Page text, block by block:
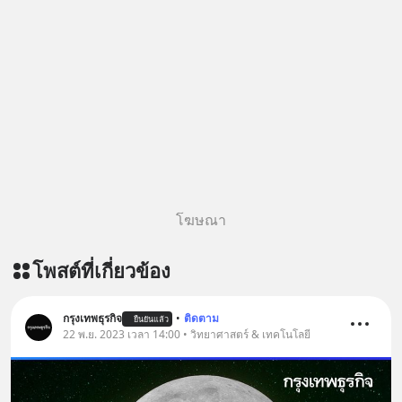
story-ep831-who-killed-harman-
https://lin.ee/aMEkyNA
สนับสนุนโดย Inspire English
========================= 📍กด
รับสิทธิ์ทดลองเรียนฟรี! กับ Inspire
English ที่นี่ : inspire-
โฆษณา
โพสต์ที่เกี่ยวข้อง
กรุงเทพธุรกิจ ยืนยันแล้ว • ติดตาม
22 พ.ย. 2023 เวลา 14:00 • วิทยาศาสตร์ & เทคโนโลยี